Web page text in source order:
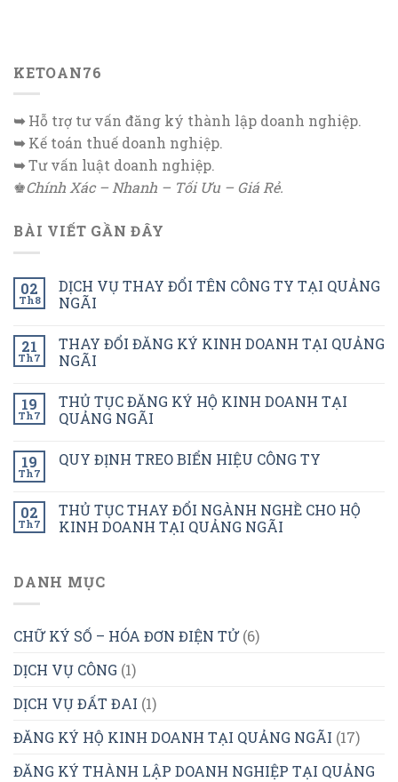
KETOAN76
➥Hỗ trợ tư vấn đăng ký thành lập doanh nghiệp.
➥Kế toán thuế doanh nghiệp.
➥Tư vấn luật doanh nghiệp.
♚Chính Xác – Nhanh – Tối Ưu – Giá Rẻ.
BÀI VIẾT GẦN ĐÂY
02
Th8
DỊCH VỤ THAY ĐỔI TÊN CÔNG TY TẠI QUẢNG
NGÃI
21
Th7
THAY ĐỔI ĐĂNG KÝ KINH DOANH TẠI QUẢNG
NGÃI
19
Th7
THỦ TỤC ĐĂNG KÝ HỘ KINH DOANH TẠI
QUẢNG NGÃI
19
Th7
QUY ĐỊNH TREO BIỂN HIỆU CÔNG TY
02
Th7
THỦ TỤC THAY ĐỔI NGÀNH NGHỀ CHO HỘ
KINH DOANH TẠI QUẢNG NGÃI
DANH MỤC
CHỮ KÝ SỐ – HÓA ĐƠN ĐIỆN TỬ(6)
DỊCH VỤ CÔNG (1)
DỊCH VỤ ĐẤT ĐAI (1)
ĐĂNG KÝ HỘ KINH DOANH TẠI QUẢNG NGÃI (17)
ĐĂNG KÝ THÀNH LẬP DOANH NGHIỆP TẠI QUẢNG